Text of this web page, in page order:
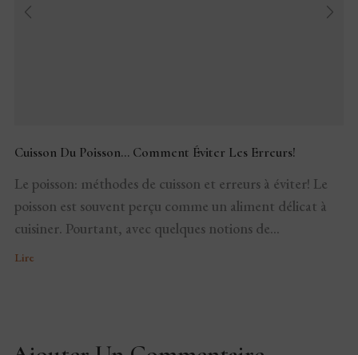
Cuisson Du Poisson… Comment Éviter Les Erreurs!
Le poisson: méthodes de cuisson et erreurs à éviter! Le
poisson est souvent perçu comme un aliment délicat à
cuisiner. Pourtant, avec quelques notions de...
Lire